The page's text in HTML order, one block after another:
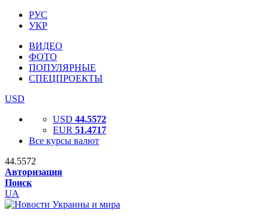
РУС
УКР
ВИДЕО
ФОТО
ПОПУЛЯРНЫЕ
СПЕЦПРОЕКТЫ
USD
USD 44.5572
EUR 51.4717
Все курсы валют
44.5572
Авторизация
Поиск
UA